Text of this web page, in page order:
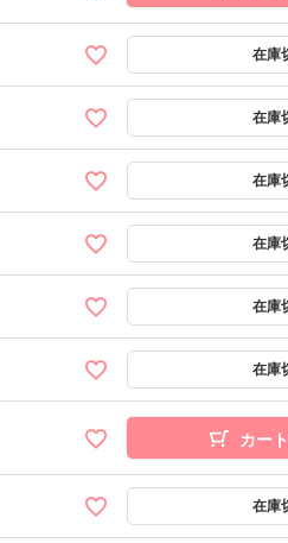
カー